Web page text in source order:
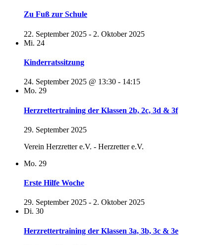
Zu Fuß zur Schule
22. September 2025 - 2. Oktober 2025
Mi. 24
Kinderratssitzung
24. September 2025 @ 13:30 - 14:15
Mo. 29
Herzrettertraining der Klassen 2b, 2c, 3d & 3f
29. September 2025
Verein Herzretter e.V. - Herzretter e.V.
Mo. 29
Erste Hilfe Woche
29. September 2025 - 2. Oktober 2025
Di. 30
Herzrettertraining der Klassen 3a, 3b, 3c & 3e